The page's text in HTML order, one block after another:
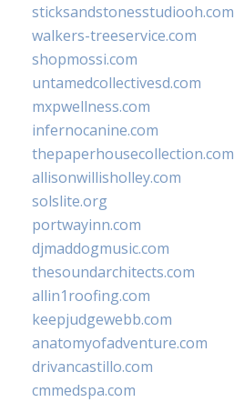
sticksandstonesstudiooh.com
walkers-treeservice.com
shopmossi.com
untamedcollectivesd.com
mxpwellness.com
infernocanine.com
thepaperhousecollection.com
allisonwillisholley.com
solslite.org
portwayinn.com
djmaddogmusic.com
thesoundarchitects.com
allin1roofing.com
keepjudgewebb.com
anatomyofadventure.com
drivancastillo.com
cmmedspa.com